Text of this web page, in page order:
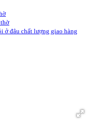
ở đâu chất lượng giao hàng